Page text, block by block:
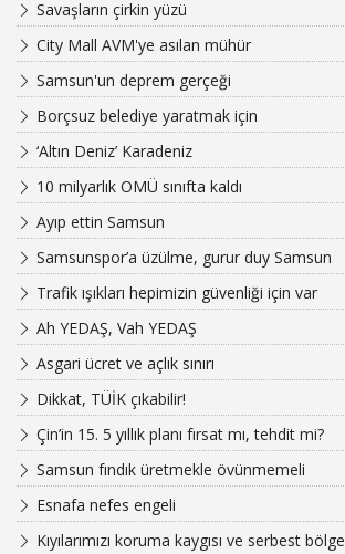
Savaşların çirkin yüzü
City Mall AVM'ye asılan mühür
Samsun'un deprem gerçeği
Borçsuz belediye yaratmak için
‘Altın Deniz’ Karadeniz
10 milyarlık OMÜ sınıfta kaldı
Ayıp ettin Samsun
Samsunspor’a üzülme, gurur duy Samsun
Trafik ışıkları hepimizin güvenliği için var
Ah YEDAŞ, Vah YEDAŞ
Asgari ücret ve açlık sınırı
Dikkat, TÜİK çıkabilir!
Çin’in 15. 5 yıllık planı fırsat mı, tehdit mi?
Samsun fındık üretmekle övünmemeli
Esnafa nefes engeli
Kıyılarımızı koruma kaygısı ve serbest bölge